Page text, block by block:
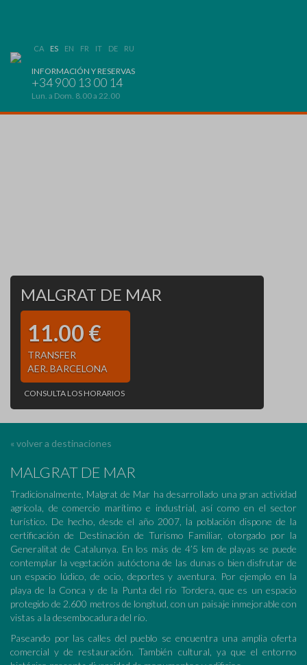
CA ES EN FR IT DE RU
INFORMACIÓN Y RESERVAS
+34 900 13 00 14
Lun. a Dom. 8.00 a 22.00
MALGRAT DE MAR
11.00 €
TRANSFER
AER. BARCELONA
CONSULTA LOS HORARIOS
« volver a destinaciones
MALGRAT DE MAR
Tradicionalmente, Malgrat de Mar ha desarrollado una gran actividad
agrícola, de comercio marítimo e industrial, así como en el sector
turístico. De hecho, desde el año 2007, la población dispone de la
certificación de Destinación de Turismo Familiar, otorgado por la
Generalitat de Catalunya. En los más de 4’5 km de playas se puede
contemplar la vegetación autóctona de las dunas o bien disfrutar de
un espacio lúdico, de ocio, deportes y aventura. Por ejemplo en la
playa de la Conca y de la Punta del río Tordera, que es un espacio
protegido de 2.600 metros de longitud, con un paisaje inmejorable con
vistas a la desembocadura del río.
Paseando por las calles del pueblo se encuentra una amplia oferta
comercial y de restauración. También cultural, ya que el entorno